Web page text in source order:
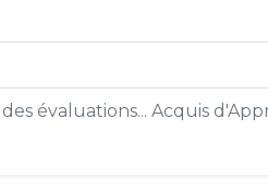
évaluations... Acquis